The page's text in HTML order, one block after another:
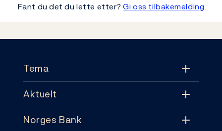
Fant du det du lette etter?Gi oss tilbakemelding
Tema
Tema
Pengepolitikk
Aktuelt
Aktuelt
Norges Bank